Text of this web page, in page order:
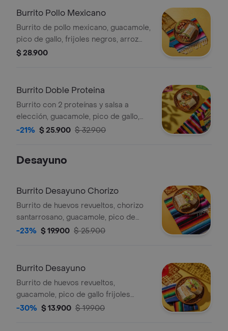
Burrito Pollo Mexicano
Burrito de pollo mexicano, guacamole,
pico de gallo, frijoles negros, arroz
achiote, lechuga y queso.
$ 28.900
Burrito Doble Proteina
Burrito con 2 proteínas y salsa a
elección, guacamole, pico de gallo,
frijoles negros, arroz achiote, lechuga
-21% $ 25.900 $ 32.900
Desayuno
Burrito Desayuno Chorizo
Burrito de huevos revueltos, chorizo
santarrosano, guacamole, pico de
gallo frijoles negros, arroz achiote,
-23% $ 19.900 $ 25.900
Burrito Desayuno
Burrito de huevos revueltos,
guacamole, pico de gallo frijoles
negros, arroz achiote, lechuga, queso
-30% $ 13.900 $ 19.900